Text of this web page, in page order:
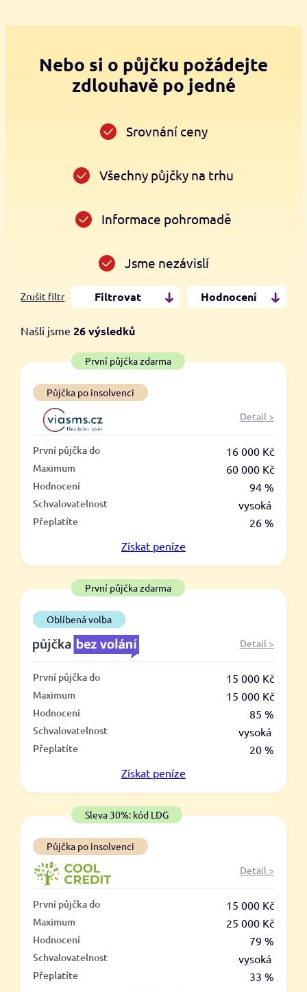
Nebo si o půjčku požádejte
zdlouhavě po jedné
Srovnání ceny
Všechny půjčky na trhu
Informace pohromadě
Jsme nezávislí
Zrušit filtr Filtrovat Hodnocení
Od
Do
První půjčka zdarma
–
ano
Ve zkušebce
ano
ne
Po insolvenci
ano
ne
Našli jsme26výsledků
První půjčka zdarma
Půjčka po insolvenci
Detail >
První půjčka do 16 000 Kč
Maximum 60 000 Kč
Hodnocení 94 %
Schvalovatelnost vysoká
Přeplatíte
26 %
Získat peníze
První půjčka zdarma
Oblíbená volba
Detail >
První půjčka do 15 000 Kč
Maximum 15 000 Kč
Hodnocení 85 %
Schvalovatelnost vysoká
Přeplatíte
20 %
Získat peníze
Sleva 30%: kód LDG
Půjčka po insolvenci
Detail >
První půjčka do 15 000 Kč
Maximum 25 000 Kč
Hodnocení 79 %
Schvalovatelnost vysoká
Přeplatíte
33 %